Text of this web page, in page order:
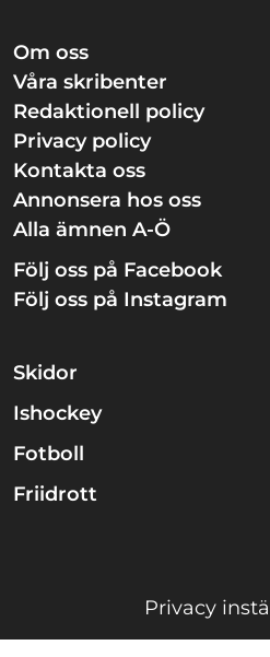
Om oss
Våra skribenter
Redaktionell policy
Privacy policy
Kontakta oss
Annonsera hos oss
Alla ämnen A-Ö
Följ oss på Facebook
Följ oss på Instagram
Skidor
Ishockey
Fotboll
Friidrott
Privacy